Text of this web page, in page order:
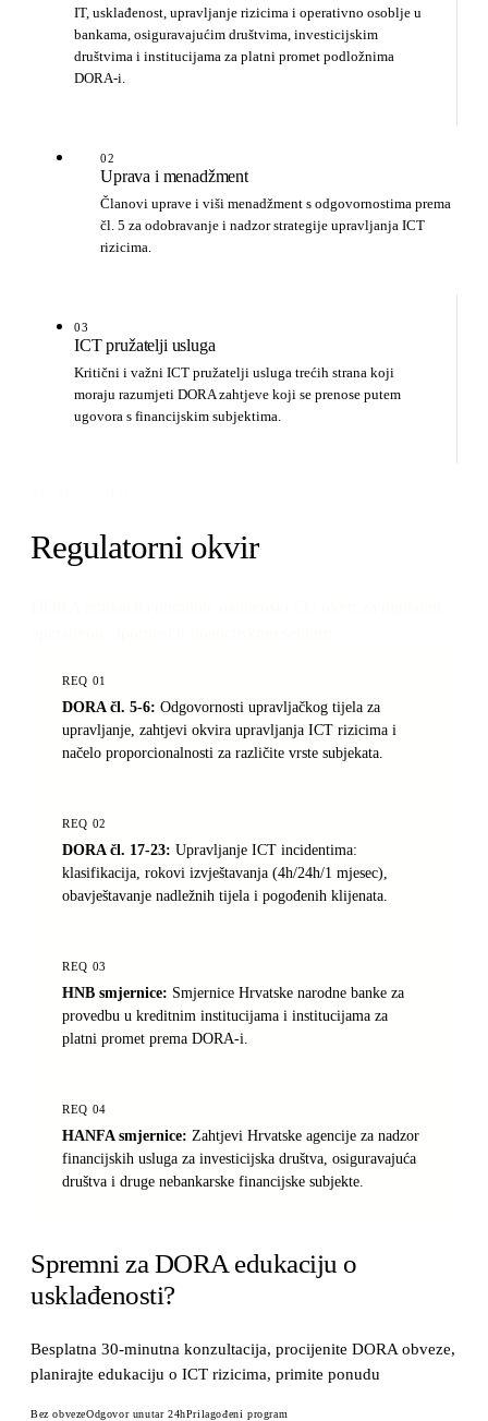
IT, usklađenost, upravljanje rizicima i operativno osoblje u
bankama, osiguravajućim društvima, investicijskim
društvima i institucijama za platni promet podložnima
DORA-i.
02
Uprava i menadžment
Članovi uprave i viši menadžment s odgovornostima prema
čl. 5 za odobravanje i nadzor strategije upravljanja ICT
rizicima.
03
ICT pružatelji usluga
Kritični i važni ICT pružatelji usluga trećih strana koji
moraju razumjeti DORA zahtjeve koji se prenose putem
ugovora s financijskim subjektima.
Regulatorni okvir
REQ 01
DORA čl. 5-6: Odgovornosti upravljačkog tijela za
upravljanje, zahtjevi okvira upravljanja ICT rizicima i
načelo proporcionalnosti za različite vrste subjekata.
REQ 02
DORA čl. 17-23: Upravljanje ICT incidentima:
klasifikacija, rokovi izvještavanja (4h/24h/1 mjesec),
obavještavanje nadležnih tijela i pogođenih klijenata.
REQ 03
HNB smjernice: Smjernice Hrvatske narodne banke za
provedbu u kreditnim institucijama i institucijama za
platni promet prema DORA-i.
REQ 04
HANFA smjernice: Zahtjevi Hrvatske agencije za nadzor
financijskih usluga za investicijska društva, osiguravajuća
društva i druge nebankarske financijske subjekte.
Spremni za DORA edukaciju o
usklađenosti?
Besplatna 30-minutna konzultacija, procijenite DORA obveze,
planirajte edukaciju o ICT rizicima, primite ponudu
Bez obvezeOdgovor unutar 24hPrilagođeni program